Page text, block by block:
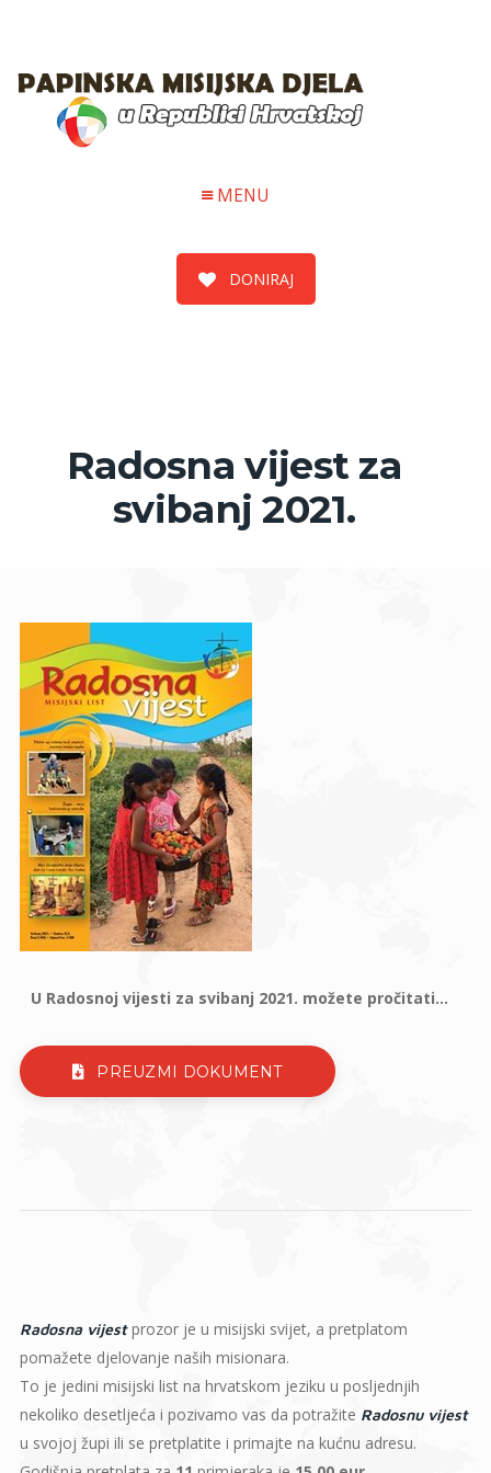
MENU
DONIRAJ
Radosna vijest za
svibanj 2021.
U Radosnoj vijesti za svibanj 2021. možete pročitati...
PREUZMI DOKUMENT
Radosna vijestprozor je u misijski svijet, a pretplatom
pomažete djelovanje naših misionara.
To je jedini misijski list na hrvatskom jeziku u posljednjih
nekoliko desetljeća i pozivamo vas da potražite Radosnu vijest
u svojoj župi ili se pretplatite i primajte na kućnu adresu.